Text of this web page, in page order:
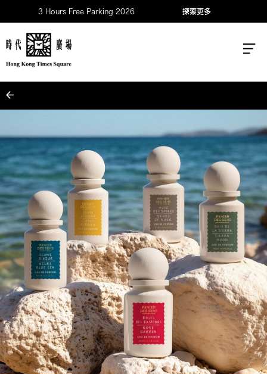
3 Hours Free Parking 2026 探索更多